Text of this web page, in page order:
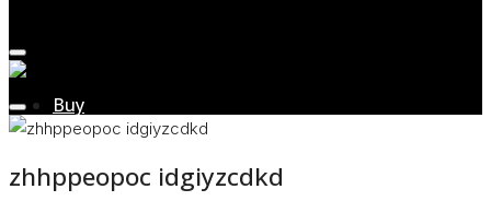
Buy
zhhppeopoc idgiyzcdkd